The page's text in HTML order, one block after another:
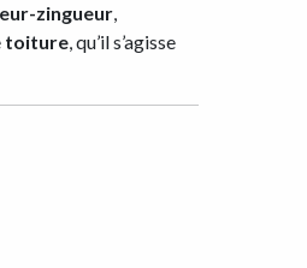
zingueur,
toiture, qu’il s’agisse